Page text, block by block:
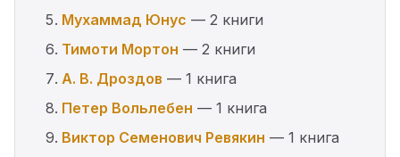
Мухаммад Юнус — 2 книги
Тимоти Мортон — 2 книги
А. В. Дроздов — 1 книга
Петер Вольлебен — 1 книга
Виктор Семенович Ревякин — 1 книга